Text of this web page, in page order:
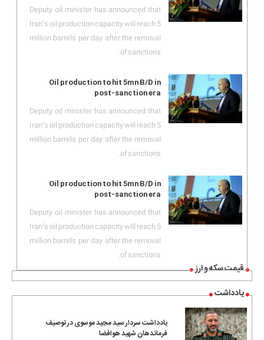
قیمت سکه و ارز
یادداشت
یادداشت سردار سید مجید موسوی در توصیف
فرماندهان شهید هوافضا
Deputy oil minister has announced that
Iran’s oil production capacity will reach 5
million barrels per day after the removal
of sanctions.
Oil production to hit 5mn B/D in
post-sanction era
Deputy oil minister has announced that
Iran’s oil production capacity will reach 5
million barrels per day after the removal
of sanctions.
Oil production to hit 5mn B/D in
post-sanction era
Deputy oil minister has announced that
Iran’s oil production capacity will reach 5
million barrels per day after the removal
of sanctions.